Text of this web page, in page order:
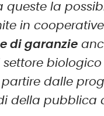
queste la
in
di garanzie
settore
partire dalle
della pubblica